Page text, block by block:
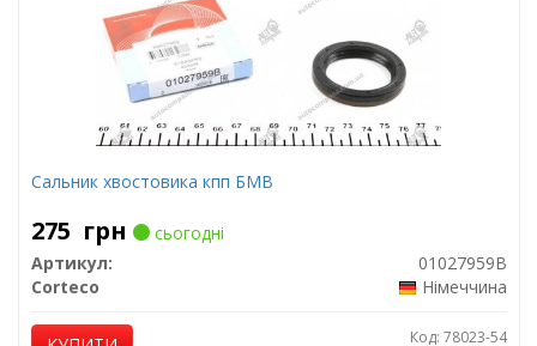
Сальник хвостовика кпп БМВ
275 грн
сьогодні
Артикул:
01027959B
Corteco
Німеччина
Код: 78023-54